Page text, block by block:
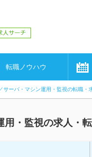
転職ノウハウ
サーバ・マシン運用・監視の転職・
・監視の求人・